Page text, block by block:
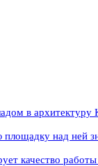
в архитектуру
над ней
качество